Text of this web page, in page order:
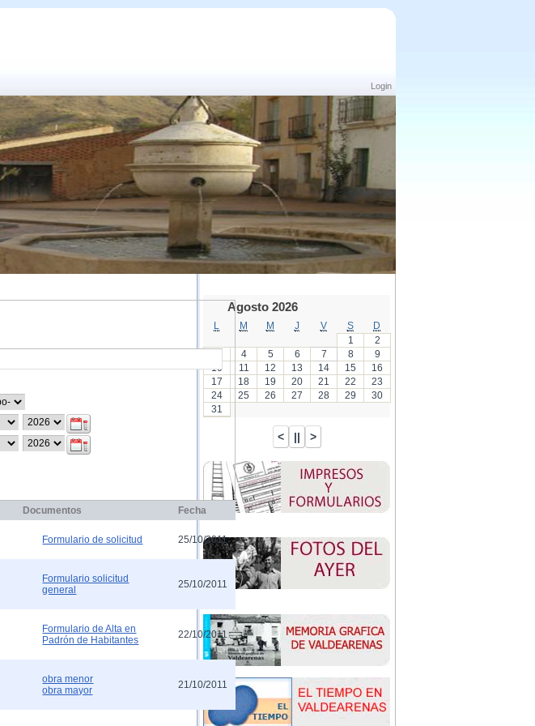
Login
Documentos Fecha
Formulario de solicitud 25/10/2011
Formulario solicitud
general
25/10/2011
Formulario de Alta en
Padrón de Habitantes
22/10/2011
obra menor
obra mayor
21/10/2011
Agosto 2026
M M J V S
D
1
2
4 5 6 7 8
9
10
11 12 13 14 15
16
17
18 19 20 21 22
23
24
25 26 27 28 29
30
31